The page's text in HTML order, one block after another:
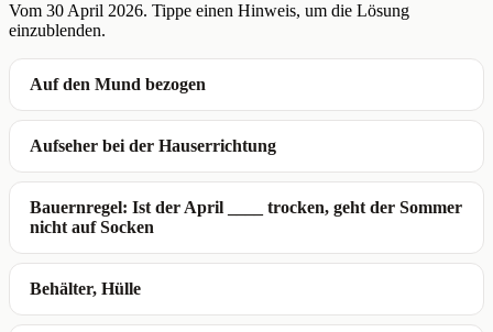
Vom 30 April 2026. Tippe einen Hinweis, um die Lösung
einzublenden.
Auf den Mund bezogen
Aufseher bei der Hauserrichtung
Bauernregel: Ist der April ____ trocken, geht der Sommer
nicht auf Socken
Behälter, Hülle